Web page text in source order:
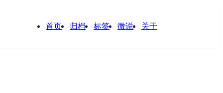
首页 归档 标签 微说 关于